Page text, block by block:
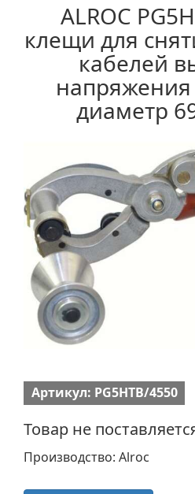
ALROC
клещи для
кабелей
диаметр
Артикул: PG5HTB/4550
Товар не
Производство: Alroc